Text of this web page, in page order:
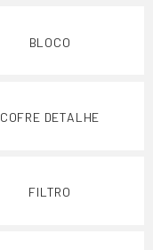
BLOCO
COFRE DETALHE
FILTRO